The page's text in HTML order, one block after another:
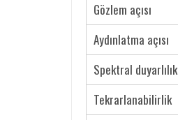
Gözlem açısı
Aydınlatma açısı
Spektral duyarlılık
Tekrarlanabilirlik